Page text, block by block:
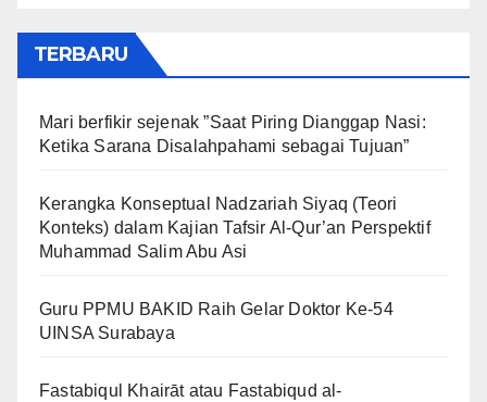
TERBARU
Mari berfikir sejenak ”Saat Piring Dianggap Nasi:
Ketika Sarana Disalahpahami sebagai Tujuan”
Kerangka Konseptual Nadzariah Siyaq (Teori
Konteks) dalam Kajian Tafsir Al-Qur’an Perspektif
Muhammad Salim Abu Asi
Guru PPMU BAKID Raih Gelar Doktor Ke-54
UINSA Surabaya
Fastabiqul Khairāt atau Fastabiqud al-